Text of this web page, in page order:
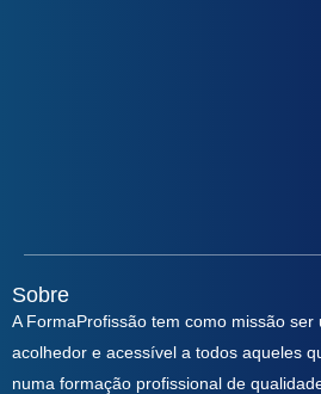
Sobre
A FormaProfissão tem como missão
acolhedor e acessível a todos aqueles
numa formação profissional de